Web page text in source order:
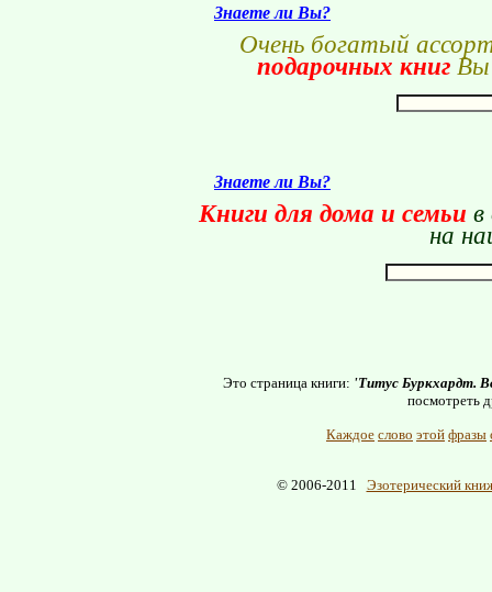
Знаете ли Вы?
Очень богатый
подарочных книгВы
Знаете ли Вы?
Книги для дома и семьи в
на
Это страница книги: 'Титус Буркхардт.
посмотреть
Каждое слово этой фразы
© 2006-2011 Эзотерический